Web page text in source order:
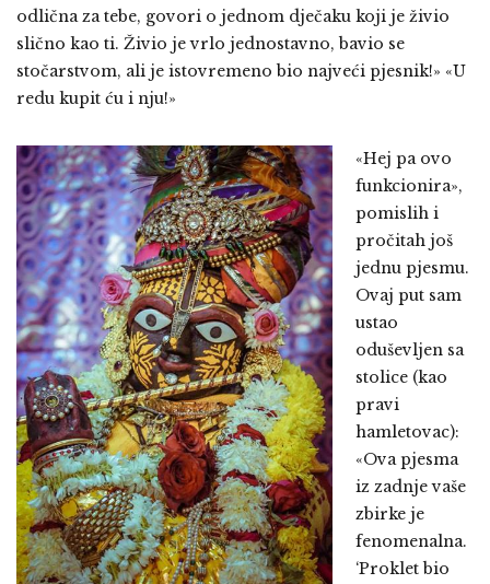
odlična za tebe, govori o jednom dječaku koji je živio
slično kao ti. Živio je vrlo jednostavno, bavio se
stočarstvom, ali je istovremeno bio najveći pjesnik!» «U
redu kupit ću i nju!»
«Hej pa ovo
funkcionira»,
pomislih i
pročitah još
jednu pjesmu.
Ovaj put sam
ustao
oduševljen sa
stolice (kao
pravi
hamletovac):
«Ova pjesma
iz zadnje vaše
zbirke je
fenomenalna.
‘Proklet bio